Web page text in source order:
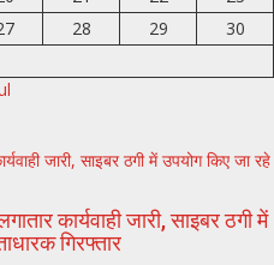
28 29
30
जारी, साइबर ठगी में उपयोग किए जा रहे
कार्यवाही जारी, साइबर ठगी में
गिरफ्तार